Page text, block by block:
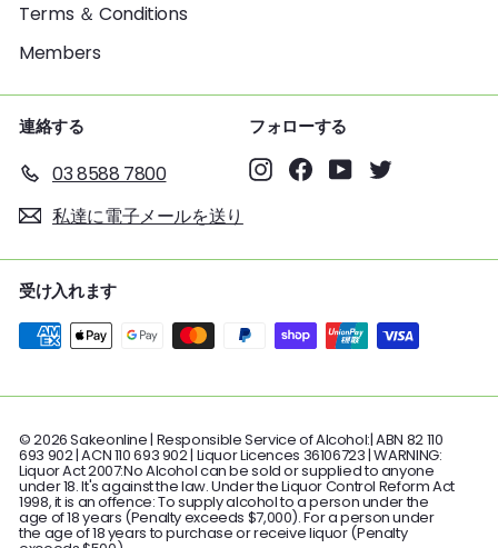
Terms ＆ Conditions
Members
連絡する
03 8588 7800
私達に電子メールを送り
フォローする
InstagramFacebook
YouTubeTwitter
受け入れます
© 2026 Sakeonline | Responsible Service of Alcohol:| ABN 82 110
693 902 | ACN 110 693 902 | Liquor Licences 36106723 | WARNING:
Liquor Act 2007:No Alcohol can be sold or supplied to anyone
under 18. It's against the law. Under the Liquor Control Reform Act
1998, it is an offence: To supply alcohol to a person under the
age of 18 years (Penalty exceeds $7,000). For a person under
the age of 18 years to purchase or receive liquor (Penalty